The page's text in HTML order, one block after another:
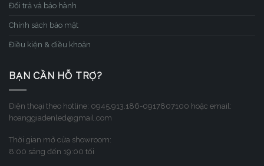
Đổi trả và bảo hành
Chính sách bảo mật
Điều kiện & điều khoản
BẠN CẦN HỖ TRỢ?
Điện thoại theo hotline: 0945.913.186-0917807100 hoặc email:
hoanggiadenled@gmail.com
Thời gian mở cửa showroom:
8:00 sáng đến 19:00 tối